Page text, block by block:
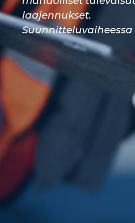
laajennukset.
Suunnitteluvaiheessa